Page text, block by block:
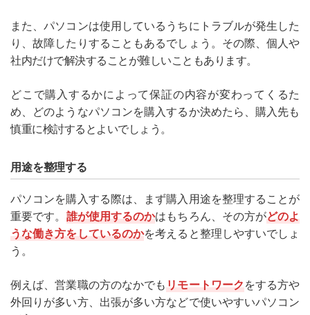
また、パソコンは使用しているうちにトラブルが発生した
り、故障したりすることもあるでしょう。その際、個人や
社内だけで解決することが難しいこともあります。
どこで購入するかによって保証の内容が変わってくるた
め、どのようなパソコンを購入するか決めたら、購入先も
慎重に検討するとよいでしょう。
用途を整理する
パソコンを購入する際は、まず購入用途を整理することが
重要です。 誰が使用するのかはもちろん、その方がどのよ
うな働き方をしているのかを考えると整理しやすいでしょ
う。
例えば、営業職の方のなかでもリモートワークをする方や
外回りが多い方、出張が多い方などで使いやすいパソコン